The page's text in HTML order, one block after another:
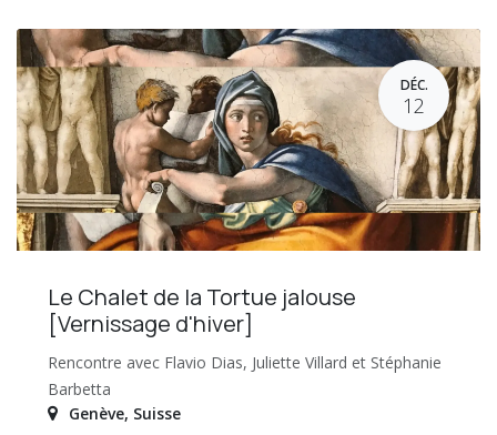
DÉC.
12
Le Chalet de la Tortue jalouse
[Vernissage d'hiver]
Rencontre avec Flavio Dias, Juliette Villard et Stéphanie
Barbetta
Genève, Suisse